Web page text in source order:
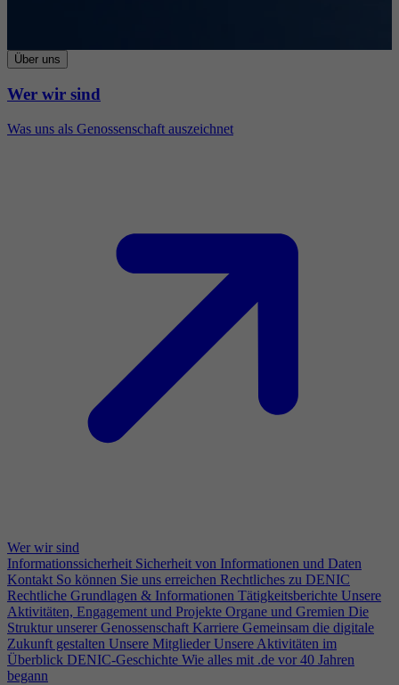
Über uns
Wer wir sind
Was uns als Genossenschaft auszeichnet
Wer wir sind
Informationssicherheit Sicherheit von Informationen und Daten
Kontakt So können Sie uns erreichen Rechtliches zu DENIC
Rechtliche Grundlagen & Informationen Tätigkeitsberichte Unsere
Aktivitäten, Engagement und Projekte Organe und Gremien Die
Struktur unserer Genossenschaft Karriere Gemeinsam die digitale
Zukunft gestalten Unsere Mitglieder Unsere Aktivitäten im
Überblick DENIC-Geschichte Wie alles mit .de vor 40 Jahren
begann